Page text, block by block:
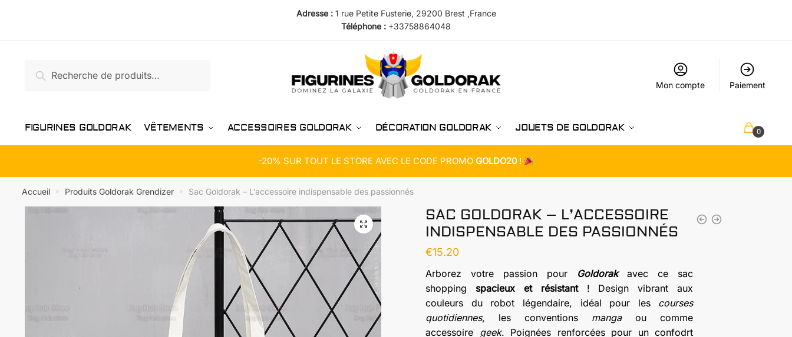
Adresse : 1 rue Petite Fusterie, 29200 Brest ,France
Téléphone : +33758864048
pour :
Recherche
Mon compte Paiement
FIGURINES GOLDORAK VÊTEMENTS ACCESSOIRES GOLDORAK DÉCORATION GOLDORAK JOUETS DE GOLDORAK 0
-20% SUR TOUT LE STORE AVEC LE CODE PROMO GOLDO20!
Accueil » Produits Goldorak Grendizer » Sac Goldorak – L’accessoire indispensable des passionnés
SAC GOLDORAK – L’ACCESSOIRE
INDISPENSABLE DES PASSIONNÉS
€15.20
Arborez votre passion pour Goldorak
avec ce sac
shopping spacieux et résistant! Design vibrant aux
couleurs du robot légendaire, idéal pour les courses
quotidiennes, les conventions mangaou comme
accessoire geek. Poignées renforcées pour un confodrt